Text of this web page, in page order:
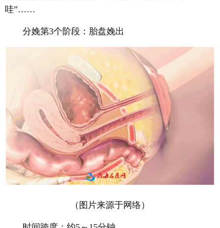
哇”……
分娩第3个阶段：胎盘娩出
（图片来源于网络）